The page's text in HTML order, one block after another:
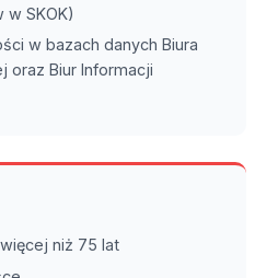
SKOK)
w bazach danych Biura
oraz Biur Informacji
niż 75 lat